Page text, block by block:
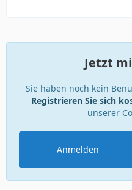
Jetzt
Sie haben noch kein
Registrieren Sie sich
unserer
Anmelden